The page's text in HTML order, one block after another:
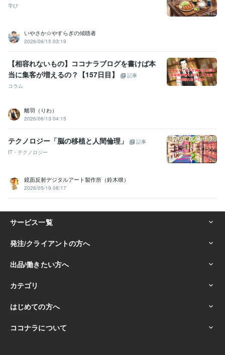
学び
いやさか☆やすらぎの傾聴者
2026/06/15 03:19
【相容れないもの】ココナラブログを書けば本
当に集客が増えるの？【157日目】
記事
コラム
離羽（りわ）
2026/06/13 04:15
テクノロジー「脳の移植と人間倫理」
記事
IT・テクノロジー
鏡面反射デジタルアート製作所（鈴木穣）
2026/05/19 08:17